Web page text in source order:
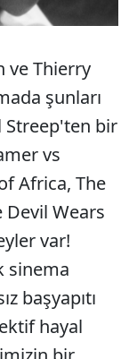
ve Thierry
şunları
Streep'ten bir
vs
Africa, The
Devil Wears
var!
sinema
başyapıtı
hayal